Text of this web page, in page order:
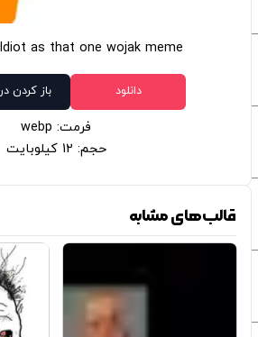
as that one wojak meme
دانلود باز کردن
فرمت: webp
حجم: 12 کیلوبایت
قالب‌های مشابه